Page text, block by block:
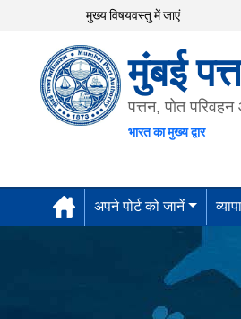
मुख्य विषयवस्तु में जाएं
मुंबई
पत्तन, पोत
भारत का मुख्य द्वार
अपने पोर्ट को जानें